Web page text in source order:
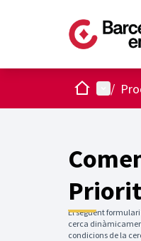
Inici Menú
/
El següent
cerca
condicions de la